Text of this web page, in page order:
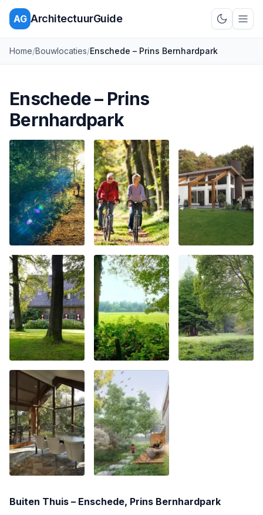
AG ArchitectuurGuide
Schakel
Home/Bouwlocaties/Enschede – Prins Bernhardpark
Enschede – Prins
Bernhardpark
Buiten Thuis – Enschede, Prins Bernhardpark